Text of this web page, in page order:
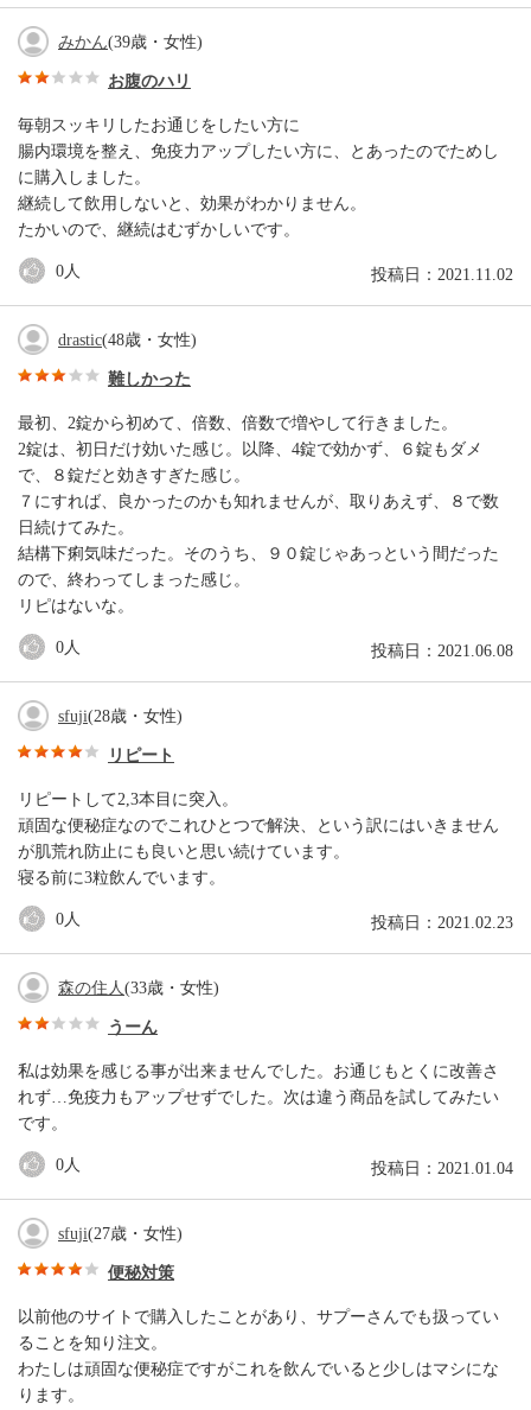
みかん(39歳・女性)
お腹のハリ
毎朝スッキリしたお通じをしたい方に
腸内環境を整え、免疫力アップしたい方に、とあったのでためし
に購入しました。
継続して飲用しないと、効果がわかりません。
たかいので、継続はむずかしいです。
投稿日：2021.11.02
0 人
drastic(48歳・女性)
難しかった
最初、2錠から初めて、倍数、倍数で増やして行きました。
2錠は、初日だけ効いた感じ。以降、4錠で効かず、６錠もダメ
で、８錠だと効きすぎた感じ。
７にすれば、良かったのかも知れませんが、取りあえず、８で数
日続けてみた。
結構下痢気味だった。そのうち、９０錠じゃあっという間だった
ので、終わってしまった感じ。
リピはないな。
投稿日：2021.06.08
0 人
sfuji(28歳・女性)
リピート
リピートして2,3本目に突入。
頑固な便秘症なのでこれひとつで解決、という訳にはいきません
が肌荒れ防止にも良いと思い続けています。
寝る前に3粒飲んでいます。
投稿日：2021.02.23
0 人
森の住人 (33歳・女性)
うーん
私は効果を感じる事が出来ませんでした。お通じもとくに改善さ
れず…免疫力もアップせずでした。次は違う商品を試してみたい
です。
投稿日：2021.01.04
0 人
sfuji(27歳・女性)
便秘対策
以前他のサイトで購入したことがあり、サプーさんでも扱ってい
ることを知り注文。
わたしは頑固な便秘症ですがこれを飲んでいると少しはマシにな
ります。